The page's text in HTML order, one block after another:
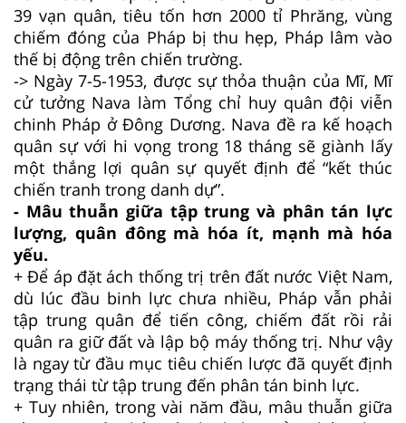
39 vạn quân, tiêu tốn hơn 2000 tỉ Phrăng, vùng
chiếm đóng của Pháp bị thu hẹp, Pháp lâm vào
thế bị động trên chiến trường.
-> Ngày 7-5-1953, được sự thỏa thuận của Mĩ, Mĩ
cử tưởng Nava làm Tổng chỉ huy quân đội viễn
chinh Pháp ở Đông Dương. Nava đề ra kế hoạch
quân sự với hi vọng trong 18 tháng sẽ giành lấy
một thắng lợi quân sự quyết định để “kết thúc
chiến tranh trong danh dự”.
- Mâu thuẫn giữa tập trung và phân tán lực
lượng, quân đông mà hóa ít, mạnh mà hóa
yếu.
+ Để áp đặt ách thống trị trên đất nước Việt Nam,
dù lúc đầu binh lực chưa nhiều, Pháp vẫn phải
tập trung quân để tiến công, chiếm đất rồi rải
quân ra giữ đất và lập bộ máy thống trị. Như vậy
là ngay từ đầu mục tiêu chiến lược đã quyết định
trạng thái từ tập trung đến phân tán binh lực.
+ Tuy nhiên, trong vài năm đầu, mâu thuẫn giữa